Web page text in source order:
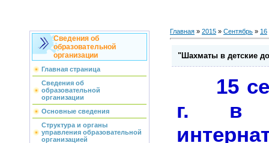
Сведения об
образовательной
организации
Главная страница
Сведения об
образовательной
организации
Основные сведения
Структура и органы
управления образовательной
организацией
Главная » 2015 » Сентябрь » 16
"Шахматы в детские
15
г. в